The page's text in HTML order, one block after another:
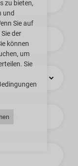
zu bieten,
und
Sie auf
der
können
um
Sie